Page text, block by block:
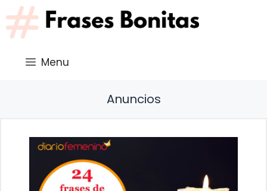
Saltar
al
contenido
Menu
Anuncios